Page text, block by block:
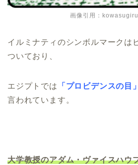
画像引用：
イルミナティのシンボルマークは
ついており、
エジプトでは 「プロビデンスの目」
言われています。
大学教授のアダム・ヴァイスハウ